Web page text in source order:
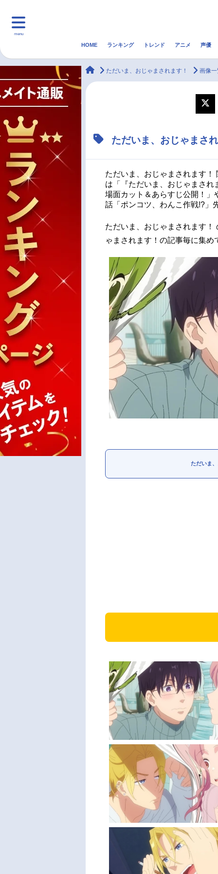
menu
マンガ・ラノベ 音楽
アニメ記事一覧
声優記事一覧
HOME ランキング トレンド アニメ 声優
animateTimes
ただいま、おじゃまされます！ 画像
ただいま、おじゃまさ
ただいま、おじゃまされます
は「『ただいま、おじゃまさ
場面カット＆あらすじ公開！
話「ポンコツ、わんこ作戦!?」
ただいま、おじゃまされます
ゃまされます！の記事毎に集め
ただいま